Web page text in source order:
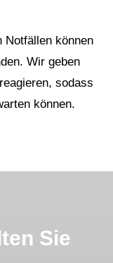
können
Wir geben
sodass
können.
Sie